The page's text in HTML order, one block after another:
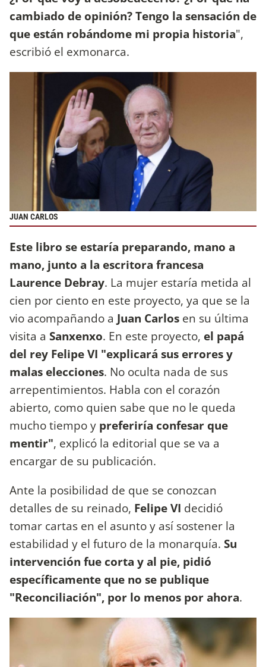
cambiado de opinión? Tengo la sensación de
que están robándome mi propia historia",
escribió el exmonarca.
JUAN CARLOS
Este libro se estaría preparando, mano a
mano, junto a la escritora francesa
Laurence Debray. La mujer estaría metida al
cien por ciento en este proyecto, ya que se la
vio acompañando a Juan Carlos en su última
visita a Sanxenxo. En este proyecto, el papá
del rey Felipe VI "explicará sus errores y
malas elecciones. No oculta nada de sus
arrepentimientos. Habla con el corazón
abierto, como quien sabe que no le queda
mucho tiempo y preferiría confesar que
mentir", explicó la editorial que se va a
encargar de su publicación.
Ante la posibilidad de que se conozcan
detalles de su reinado, Felipe VI decidió
tomar cartas en el asunto y así sostener la
estabilidad y el futuro de la monarquía. Su
intervención fue corta y al pie, pidió
específicamente que no se publique
"Reconciliación", por lo menos por ahora.